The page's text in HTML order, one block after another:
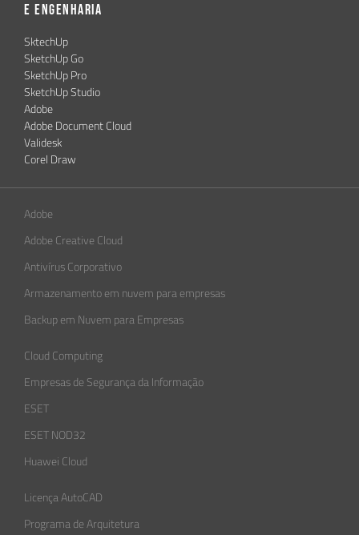
e Engenharia
SktechUp
SketchUp Go
SketchUp Pro
SketchUp Studio
Adobe
Adobe Document Cloud
Validesk
Corel Draw
Adobe
Adobe Creative Cloud
Antivírus Corporativo
Armazenamento em nuvem para empresas
Backup em Nuvem para Empresas
Cloud Computing
Empresas de Segurança da Informação​
ESET
ESET NOD32
Huawei Cloud
Licença AutoCAD
Programa de Arquitetura